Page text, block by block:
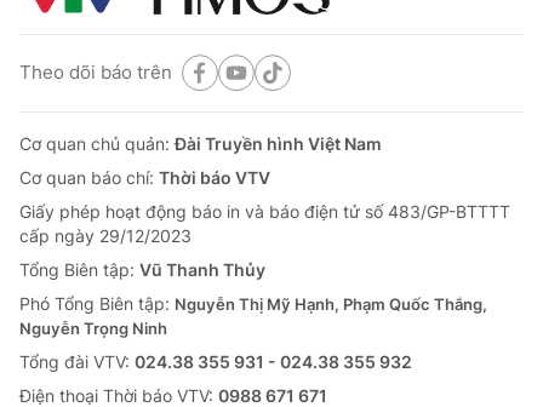
Theo dõi báo trên
Cơ quan chủ quản:Đài Truyền hình Việt Nam
Cơ quan báo chí: Thời báo VTV
Giấy phép hoạt động báo in và báo điện tử số 483/GP-BTTTT
cấp ngày 29/12/2023
Tổng Biên tập: Vũ Thanh Thủy
Phó Tổng Biên tập: Nguyễn Thị Mỹ Hạnh, Phạm Quốc Thắng,
Nguyễn Trọng Ninh
Tổng đài VTV: 024.38 355 931 - 024.38 355 932
Ðiện thoại Thời báo VTV: 0988 671 671